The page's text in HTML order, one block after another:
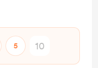
5